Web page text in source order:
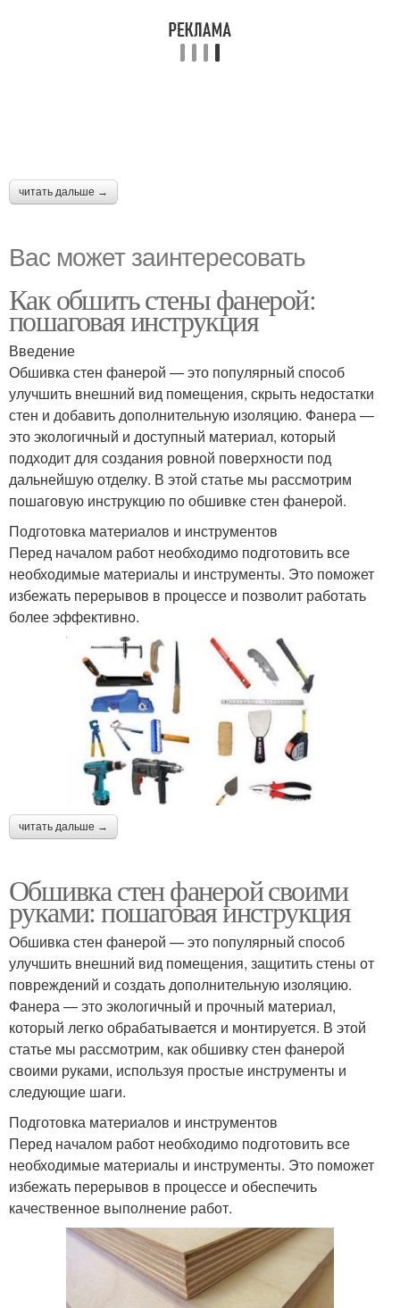
читать дальше →
Вас может заинтересовать
Как обшить стены фанерой:
пошаговая инструкция
Введение
Обшивка стен фанерой — это популярный способ
улучшить внешний вид помещения, скрыть недостатки
стен и добавить дополнительную изоляцию. Фанера —
это экологичный и доступный материал, который
подходит для создания ровной поверхности под
дальнейшую отделку. В этой статье мы рассмотрим
пошаговую инструкцию по обшивке стен фанерой.
Подготовка материалов и инструментов
Перед началом работ необходимо подготовить все
необходимые материалы и инструменты. Это поможет
избежать перерывов в процессе и позволит работать
более эффективно.
читать дальше →
Обшивка стен фанерой своими
руками: пошаговая инструкция
Обшивка стен фанерой — это популярный способ
улучшить внешний вид помещения, защитить стены от
повреждений и создать дополнительную изоляцию.
Фанера — это экологичный и прочный материал,
который легко обрабатывается и монтируется. В этой
статье мы рассмотрим, как обшивку стен фанерой
своими руками, используя простые инструменты и
следующие шаги.
Подготовка материалов и инструментов
Перед началом работ необходимо подготовить все
необходимые материалы и инструменты. Это поможет
избежать перерывов в процессе и обеспечить
качественное выполнение работ.